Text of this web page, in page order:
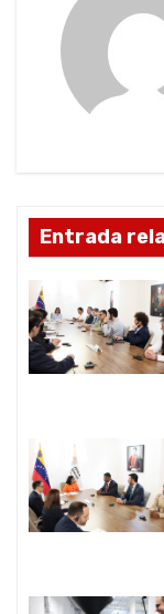
e
e
n
t
r
a
d
Entrada